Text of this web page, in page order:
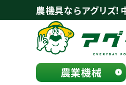
農機具ならアグリズ
農業機械